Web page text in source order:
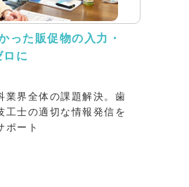
った販促物の入力・
ロに
業界全体の課題解決。歯
工士の適切な情報発信を
ポート